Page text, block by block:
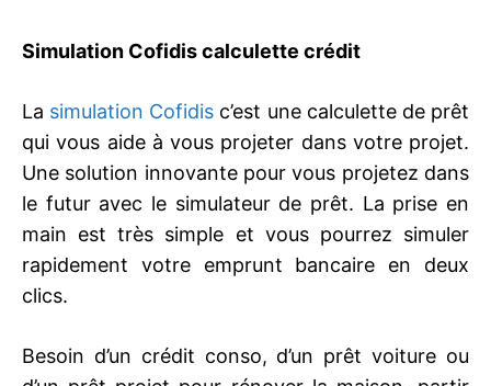
Simulation Cofidis calculette crédit
La simulation Cofidis c’est une calculette de prêt
qui vous aide à vous projeter dans votre projet.
Une solution innovante pour vous projetez dans
le futur avec le simulateur de prêt. La prise en
main est très simple et vous pourrez simuler
rapidement votre emprunt bancaire en deux
clics.
Besoin d’un crédit conso, d’un prêt voiture ou